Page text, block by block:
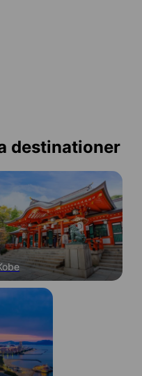
destinationer